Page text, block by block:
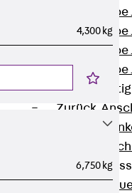
Zahnschraube
Zahnschraube
Zahnschraube
Zahnschraube
Zurück
4,300 kg
6,750 kg